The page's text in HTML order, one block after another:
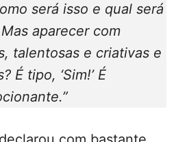
será isso e qual será
aparecer com
talentosas e criativas e
É tipo, ‘Sim!’ É